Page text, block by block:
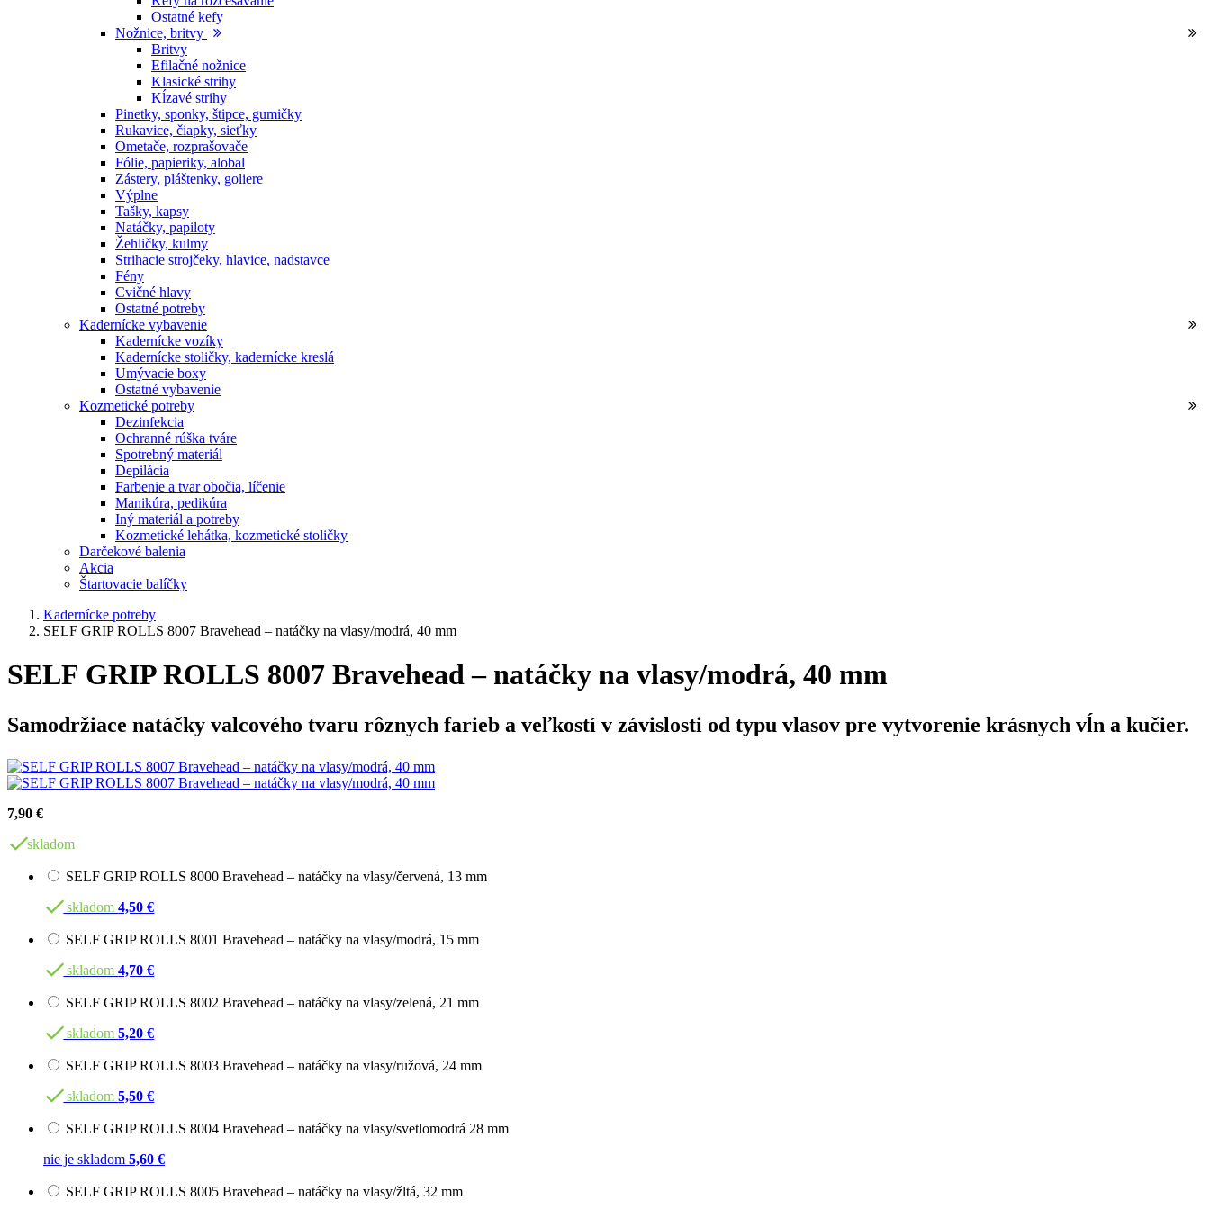
Ostatné kefy
Nožnice, britvy
Britvy
Efilačné nožnice
Klasické strihy
Kĺzavé strihy
Pinetky, sponky, štipce, gumičky
Rukavice, čiapky, sieťky
Ometače, rozprašovače
Fólie, papieriky, alobal
Zástery, pláštenky, goliere
Výplne
Tašky, kapsy
Natáčky, papiloty
Žehličky, kulmy
Strihacie strojčeky, hlavice, nadstavce
Fény
Cvičné hlavy
Ostatné potreby
Kadernícke vybavenie
Kadernícke vozíky
Kadernícke stoličky, kadernícke kreslá
Umývacie boxy
Ostatné vybavenie
Kozmetické potreby
Dezinfekcia
Ochranné rúška tváre
Spotrebný materiál
Depilácia
Farbenie a tvar obočia, líčenie
Manikúra, pedikúra
Iný materiál a potreby
Kozmetické lehátka, kozmetické stoličky
Darčekové balenia
Akcia
Štartovacie balíčky
Kadernícke potreby
SELF GRIP ROLLS 8007 Bravehead – natáčky na vlasy/modrá, 40 mm
SELF GRIP ROLLS 8007 Bravehead – natáčky na vlasy/modrá, 40 mm
Samodržiace natáčky valcového tvaru rôznych farieb a veľkostí v závislosti od typu vlasov pre vytvorenie krásnych vĺn a kučier.
7,90 €
skladom
SELF GRIP ROLLS 8000 Bravehead – natáčky na vlasy/červená, 13 mm
skladom4,50 €
SELF GRIP ROLLS 8001 Bravehead – natáčky na vlasy/modrá, 15 mm
skladom4,70 €
SELF GRIP ROLLS 8002 Bravehead – natáčky na vlasy/zelená, 21 mm
skladom5,20 €
SELF GRIP ROLLS 8003 Bravehead – natáčky na vlasy/ružová, 24 mm
skladom5,50 €
SELF GRIP ROLLS 8004 Bravehead – natáčky na vlasy/svetlomodrá 28 mm
nie je skladom 5,60 €
SELF GRIP ROLLS 8005 Bravehead – natáčky na vlasy/žltá, 32 mm